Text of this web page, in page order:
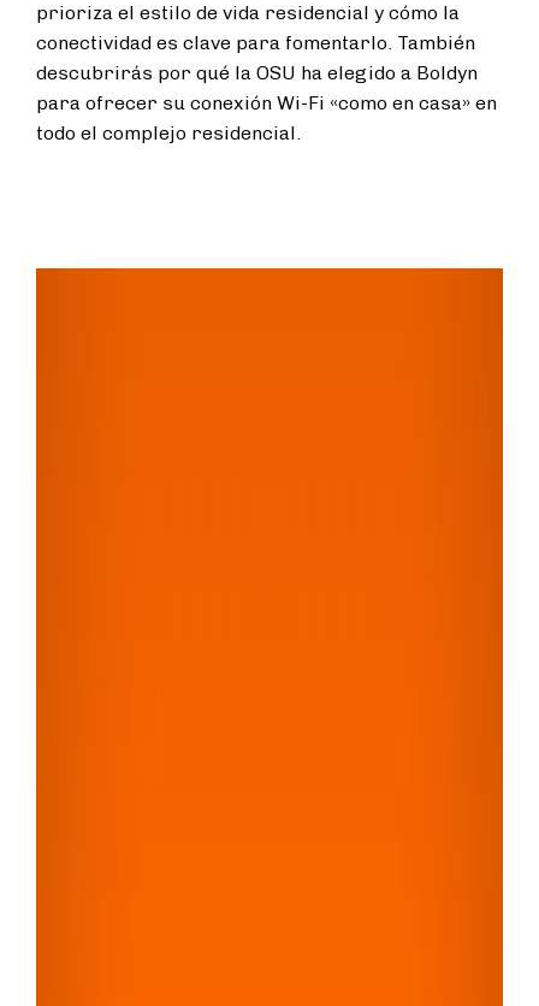
prioriza el estilo de vida residencial y cómo la
conectividad es clave para fomentarlo. También
descubrirás por qué la OSU ha elegido a Boldyn
para ofrecer su conexión Wi-Fi «como en casa» en
todo el complejo residencial.